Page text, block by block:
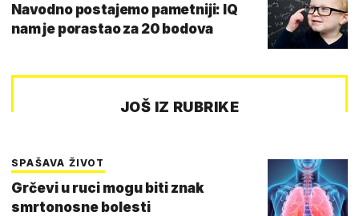
Navodno postajemo pametniji: IQ
nam je porastao za 20 bodova
JOŠ IZ RUBRIKE
SPAŠAVA ŽIVOT
Grčevi u ruci mogu biti znak
smrtonosne bolesti